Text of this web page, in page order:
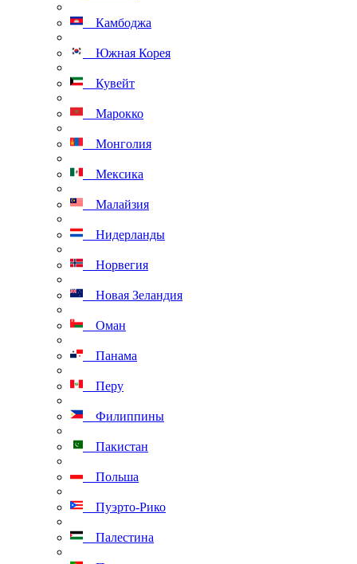
Камбоджа
Южная Корея
Кувейт
Марокко
Монголия
Мексика
Малайзия
Нидерланды
Норвегия
Новая Зеландия
Оман
Панама
Перу
Филиппины
Пакистан
Польша
Пуэрто-Рико
Палестина